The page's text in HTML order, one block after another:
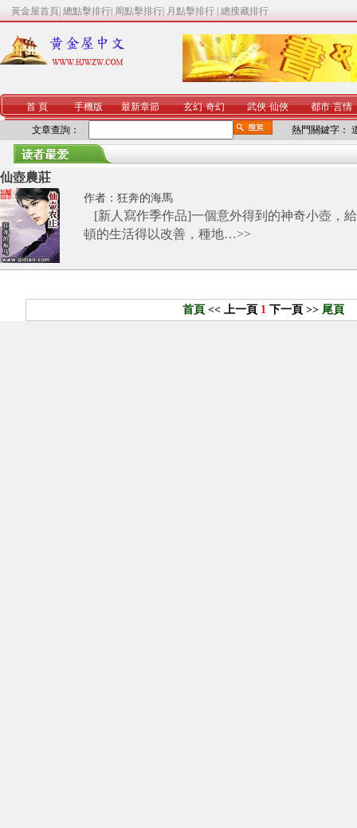
黃金屋首頁 總點擊排行 周點擊排行 月點擊排行 總搜藏排行
首 頁 手機版 最新章節 玄幻·奇幻 武俠·仙俠 都市·言情
文章查詢： 熱門關鍵字：
仙壺農莊
作者： 狂奔的海馬
[新人寫作季作品]一個意外得到的神奇小壺，
頓的生活得以改善，種地…>>
首頁 << 上一頁 1 下一頁 >> 尾頁